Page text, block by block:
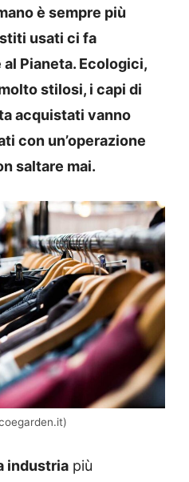
è sempre più
usati ci fa
Pianeta. Ecologici,
stilosi, i capi di
acquistati vanno
con un’operazione
saltare mai.
industria più